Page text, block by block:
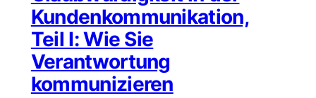
Kundenkommunikation,
Teil I: Wie Sie
Verantwortung
kommunizieren